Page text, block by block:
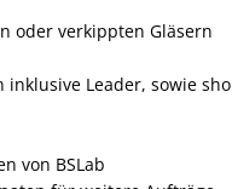
oder verkippten Gläsern
Leader, sowie
von BSLab